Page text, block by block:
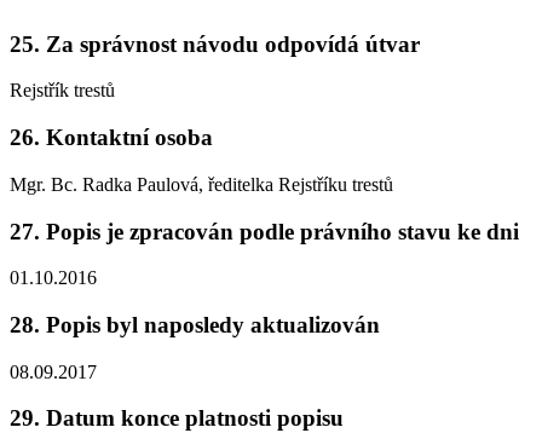
25. Za správnost návodu odpovídá útvar
Rejstřík trestů
26. Kontaktní osoba
Mgr. Bc. Radka Paulová, ředitelka Rejstříku trestů
27. Popis je zpracován podle právního stavu ke dni
01.10.2016
28. Popis byl naposledy aktualizován
08.09.2017
29. Datum konce platnosti popisu